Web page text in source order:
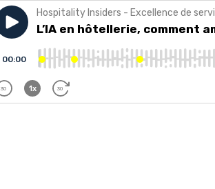
Play episodeL’IA en hôtellerie, comment
Hospitality Insiders - Excellence de
L’IA en hôtellerie, comment
00:00
30 1x 30